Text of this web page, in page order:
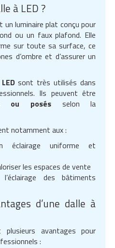
à LED ?
luminaire plat conçu pour
ou un faux plafond. Elle
sur toute sa surface, ce
d’ombre et d’assurer un
sont très utilisés dans
Ils peuvent être
ou posésselon la
notamment aux :
uniforme et
les espaces de vente
des bâtiments
d’une dalle à
avantages pour
: